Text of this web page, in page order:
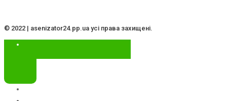
© 2022 | asenizator24.pp.ua усі права захищені.